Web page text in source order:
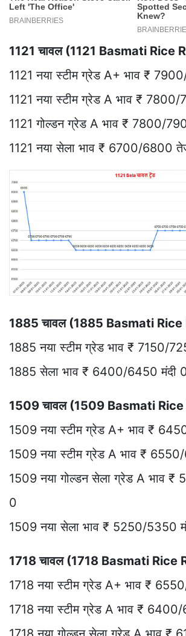
1121 चावल (1121 Basmati Rice
1121 नया स्टीम ग्रेड A+ भाव ₹
1121 नया स्टीम ग्रेड A भाव ₹
1121 गोल्डन ग्रेड A भाव ₹ 7800/
1121 नया सेला भाव ₹ 6700/6800
1885 चावल (1885 Basmati Rice
1885 नया स्टीम ग्रेड भाव ₹ 7150/
1885 सेला भाव ₹ 6400/6450 मंदी
1509 चावल (1509 Basmati
1509 नया स्टीम ग्रेड A+ भाव ₹
1509 नया स्टीम ग्रेड A भाव ₹
1509 नया गोल्डन सेला ग्रेड A भाव ₹
0
1509 नया सेला भाव ₹ 5250/5350
1718 चावल (1718 Basmati Rice
1718 नया स्टीम ग्रेड A+ भाव ₹
1718 नया स्टीम ग्रेड A भाव ₹